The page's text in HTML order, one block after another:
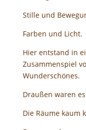
Stille und
Farben und Licht.
Hier entstand in
Zusammenspiel
Wunderschönes.
Draußen waren es
Die Räume kaum